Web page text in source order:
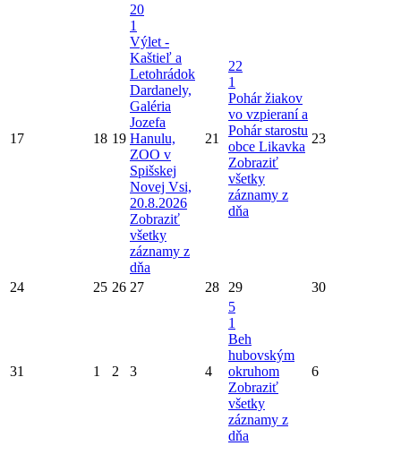
17 18 19
20
1
Výlet -
Kaštieľ a
Letohrádok
Dardanely,
Galéria
Jozefa
Hanulu,
ZOO v
Spišskej
Novej Vsi,
20.8.2026
Zobraziť
všetky
záznamy z
dňa
21
22
1
Pohár žiakov
vo vzpieraní a
Pohár starostu
obce Likavka
Zobraziť
všetky
záznamy z
dňa
23
24 25 26 27 28 29 30
31 1 2 3 4
5
1
Beh
hubovským
okruhom
Zobraziť
všetky
záznamy z
dňa
6